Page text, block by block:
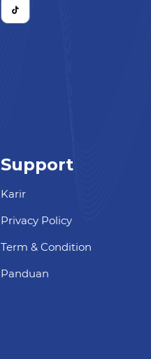
Support
Karir
Privacy Policy
Term & Condition
Panduan